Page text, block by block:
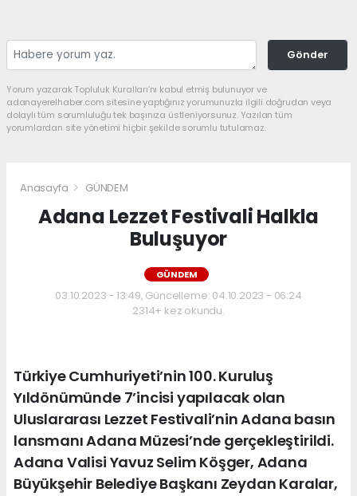
Gönder
Yorum yazarak Topluluk Kuralları’nı kabul etmiş bulunuyor ve
adanayerelhaber.com sitesine yaptığınız yorumunuzla ilgili doğrudan veya
dolaylı tüm sorumluluğu tek başınıza üstleniyorsunuz. Yazılan tüm
yorumlardan site yönetimi hiçbir şekilde sorumlu tutulamaz.
Anasayfa GÜNDEM
Adana Lezzet Festivali Halkla
Buluşuyor
GÜNDEM
03.10.2023 - 13:49, Güncelleme: 04.10.2023 - 06:24
2314+ kez okundu.
Türkiye Cumhuriyeti’nin 100. Kuruluş
Yıldönümünde 7’incisi yapılacak olan
Uluslararası Lezzet Festivali’nin Adana basın
lansmanı Adana Müzesi’nde gerçekleştirildi.
Adana Valisi Yavuz Selim Köşger, Adana
Büyükşehir Belediye Başkanı Zeydan Karalar,